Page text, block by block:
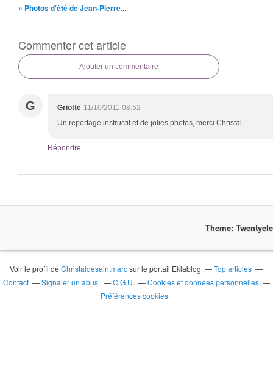
« Photos d'été de Jean-Pierre...
Commenter cet article
Ajouter un commentaire
G Griotte 11/10/2011 08:52
Un reportage instructif et de jolies photos, merci Christal.
Répondre
Theme:
Voir le profil deChristaldesaintmarcsur le portail Eklablog
Top articles
Contact
Signaler un abus C.G.U.
Cookies et données personnelles
Préférences cookies